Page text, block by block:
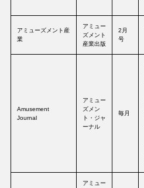
アミューズメント産
業
アミュー
ズメント
産業出版
2月
号
Amusement
Journal
アミュー
ズメン
ト・ジャ
ーナル
毎月
アミュー